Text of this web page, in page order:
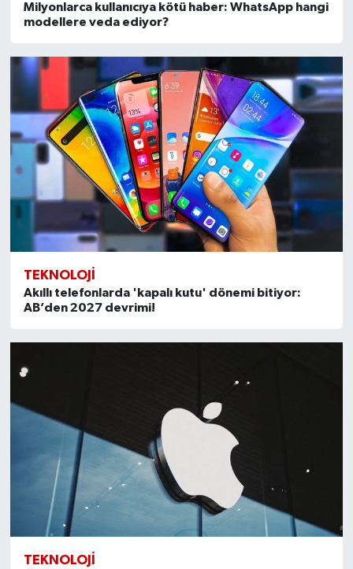
Milyonlarca kullanıcıya kötü haber: WhatsApp hangi
modellere veda ediyor?
TEKNOLOJI
Akıllı telefonlarda 'kapalı kutu' dönemi bitiyor:
AB’den 2027 devrimi!
TEKNOLOJI